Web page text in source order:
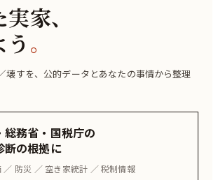
家、
。
壊すを、公的データとあなたの事情から整理
総務省・国税庁の
断の根拠に
／ 防災 ／ 空き家統計 ／ 税制情報